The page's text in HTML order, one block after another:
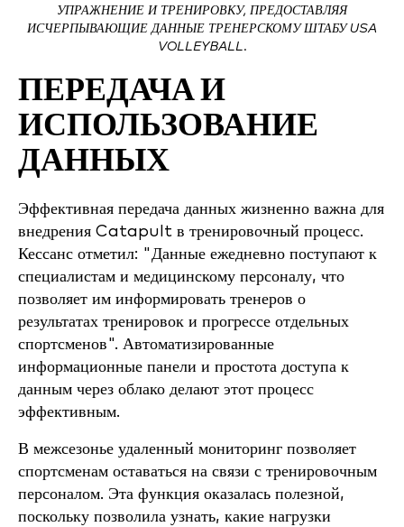
УПРАЖНЕНИЕ И ТРЕНИРОВКУ, ПРЕДОСТАВЛЯЯ
ИСЧЕРПЫВАЮЩИЕ ДАННЫЕ ТРЕНЕРСКОМУ ШТАБУ USA
VOLLEYBALL.
ПЕРЕДАЧА И
ИСПОЛЬЗОВАНИЕ
ДАННЫХ
Эффективная передача данных жизненно важна для
внедрения Catapult в тренировочный процесс.
Кессанс отметил: "Данные ежедневно поступают к
специалистам и медицинскому персоналу, что
позволяет им информировать тренеров о
результатах тренировок и прогрессе отдельных
спортсменов". Автоматизированные
информационные панели и простота доступа к
данным через облако делают этот процесс
эффективным.
В межсезонье удаленный мониторинг позволяет
спортсменам оставаться на связи с тренировочным
персоналом. Эта функция оказалась полезной,
поскольку позволила узнать, какие нагрузки